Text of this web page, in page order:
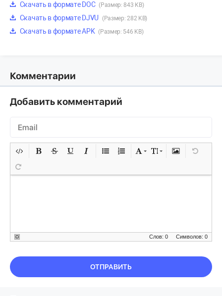
Скачать в формате DOC (Размер: 843 KB)
Скачать в формате DJVU (Размер: 282 KB)
Скачать в формате APK (Размер: 546 KB)
Комментарии
Добавить комментарий
Символов: 0
Слов: 0
ОТПРАВИТЬ